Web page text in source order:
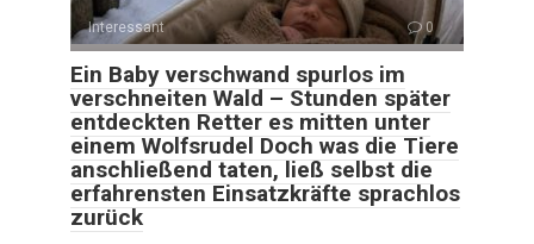
Interessant 0
Ein Baby verschwand spurlos im
verschneiten Wald – Stunden später
entdeckten Retter es mitten unter
einem Wolfsrudel Doch was die Tiere
anschließend taten, ließ selbst die
erfahrensten Einsatzkräfte sprachlos
zurück